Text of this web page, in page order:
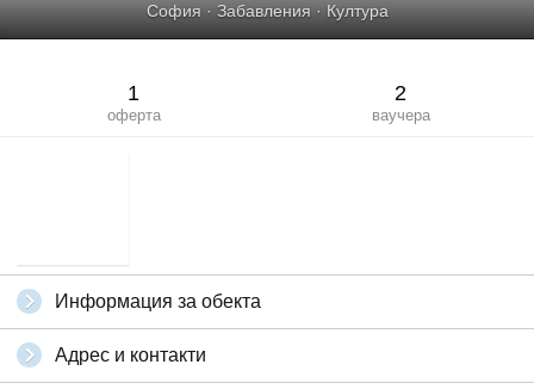
София· Забавления· Култура
1
оферта
2
ваучера
Информация за обекта
Адрес и контакти